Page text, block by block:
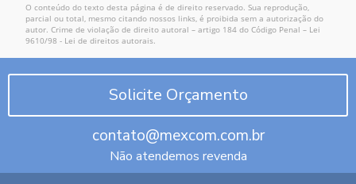
O conteúdo do texto desta página é de direito reservado. Sua reprodução,
parcial ou total, mesmo citando nossos links, é proibida sem a autorização do
autor. Crime de violação de direito autoral – artigo 184 do Código Penal – Lei
9610/98 - Lei de direitos autorais
Solicite Orçamento
contato@mexcom.com.br
Não atendemos revenda